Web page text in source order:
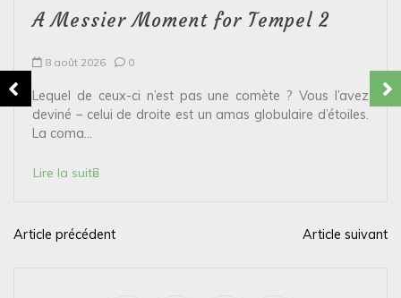
A Messier Moment for Tempel 2
8 août 2026 0
Lequel de ceux-ci n’est pas une comète ? Vous l’avez
deviné – celui de droite est un amas globulaire d’étoiles.
La coma...
Lire la suite
N
Article précédent Article suivant